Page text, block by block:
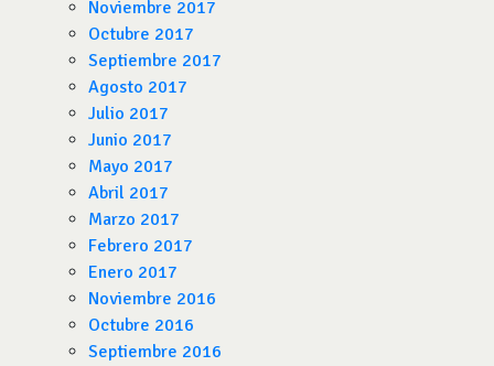
Noviembre 2017
Octubre 2017
Septiembre 2017
Agosto 2017
Julio 2017
Junio 2017
Mayo 2017
Abril 2017
Marzo 2017
Febrero 2017
Enero 2017
Noviembre 2016
Octubre 2016
Septiembre 2016